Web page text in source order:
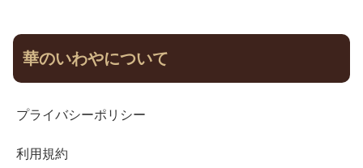
華のいわやについて
プライバシーポリシー
利用規約